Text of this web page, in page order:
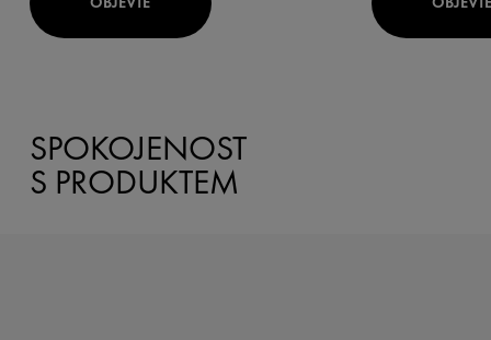
SPOKOJENOST
S PRODUKTEM